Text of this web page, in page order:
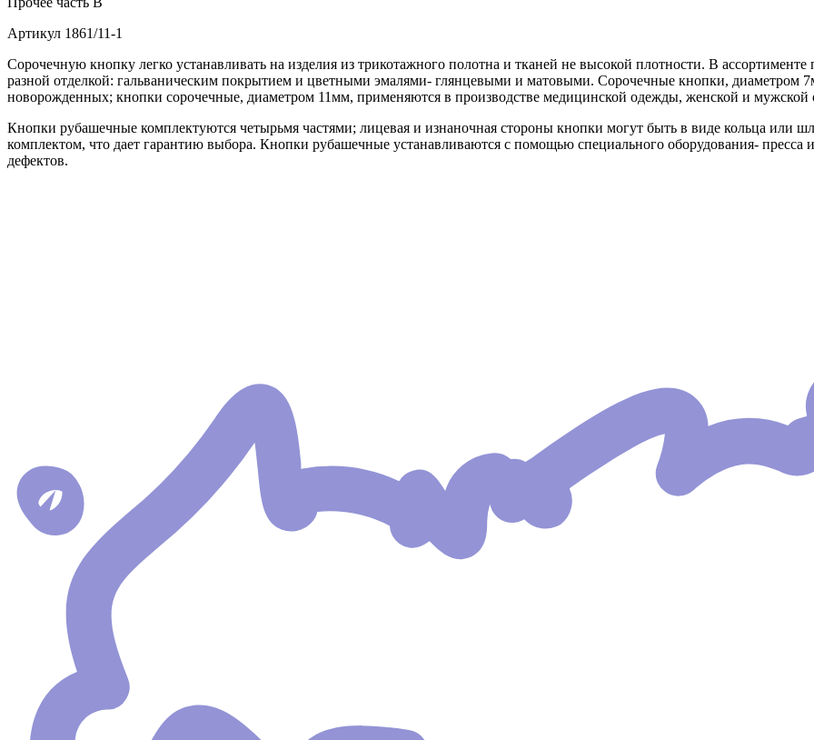
Артикул 1861/11-1
Сорочечную кнопку легко устанавливать на изделия из трикотажного полотна и тканей не высокой плотности. В
разной отделкой: гальваническим покрытием и цветными эмалями- глянцевыми и матовыми. Сорочечные кнопки, диаметром
новорожденных; кнопки сорочечные, диаметром 11мм, применяются в производстве медицинской одежды, женской и мужской
Кнопки рубашечные комплектуются четырьмя частями; лицевая и изнаночная стороны кнопки могут быть в виде кольца или
комплектом, что дает гарантию выбора. Кнопки рубашечные устанавливаются с помощью специального оборудования- пресса
дефектов.